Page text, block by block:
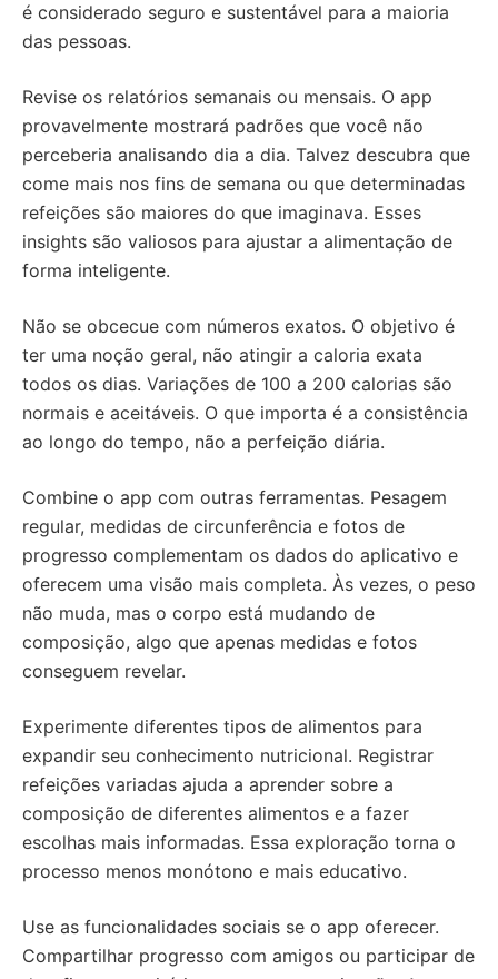
é considerado seguro e sustentável para a maioria
das pessoas.
Revise os relatórios semanais ou mensais. O app
provavelmente mostrará padrões que você não
perceberia analisando dia a dia. Talvez descubra que
come mais nos fins de semana ou que determinadas
refeições são maiores do que imaginava. Esses
insights são valiosos para ajustar a alimentação de
forma inteligente.
Não se obcecue com números exatos. O objetivo é
ter uma noção geral, não atingir a caloria exata
todos os dias. Variações de 100 a 200 calorias são
normais e aceitáveis. O que importa é a consistência
ao longo do tempo, não a perfeição diária.
Combine o app com outras ferramentas. Pesagem
regular, medidas de circunferência e fotos de
progresso complementam os dados do aplicativo e
oferecem uma visão mais completa. Às vezes, o peso
não muda, mas o corpo está mudando de
composição, algo que apenas medidas e fotos
conseguem revelar.
Experimente diferentes tipos de alimentos para
expandir seu conhecimento nutricional. Registrar
refeições variadas ajuda a aprender sobre a
composição de diferentes alimentos e a fazer
escolhas mais informadas. Essa exploração torna o
processo menos monótono e mais educativo.
Use as funcionalidades sociais se o app oferecer.
Compartilhar progresso com amigos ou participar de